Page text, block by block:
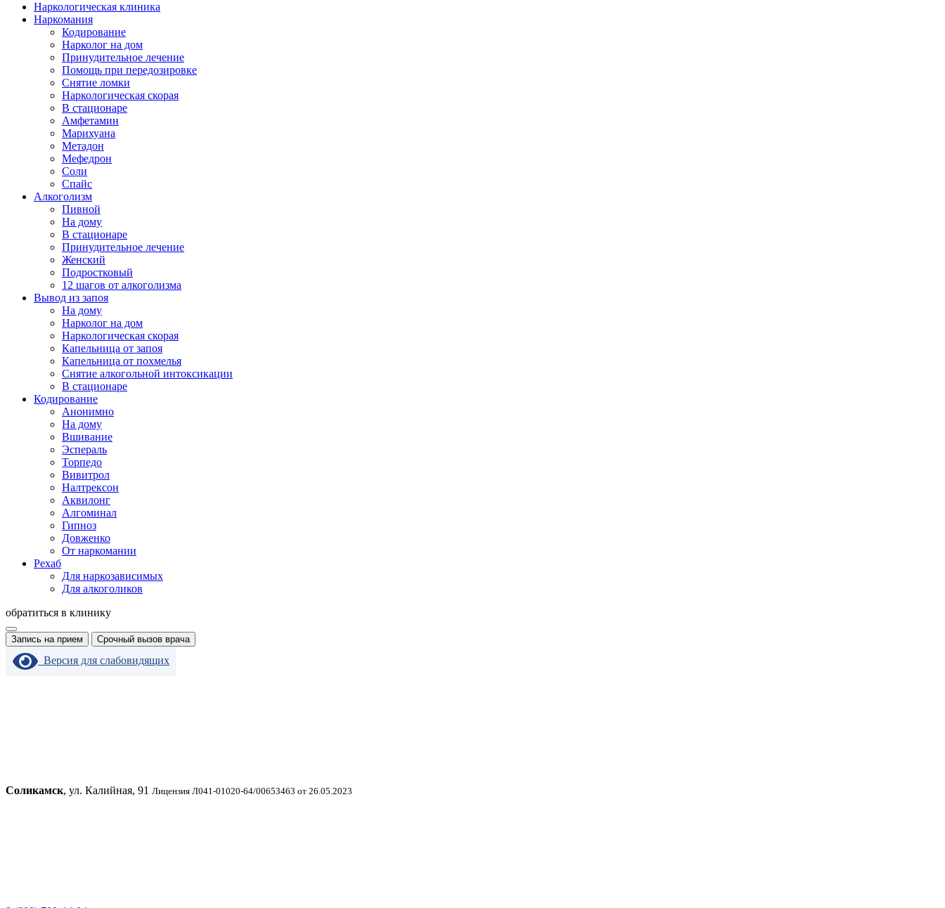
Наркологическая клиника
Наркомания
Кодирование
Нарколог на дом
Принудительное лечение
Помощь при передозировке
Снятие ломки
Наркологическая скорая
В стационаре
Амфетамин
Марихуана
Метадон
Мефедрон
Соли
Спайс
Алкоголизм
Пивной
На дому
В стационаре
Принудительное лечение
Женский
Подростковый
12 шагов от алкоголизма
Вывод из запоя
На дому
Нарколог на дом
Наркологическая скорая
Капельница от запоя
Капельница от похмелья
Снятие алкогольной интоксикации
В стационаре
Кодирование
Анонимно
На дому
Вшивание
Эспераль
Торпедо
Вивитрол
Налтрексон
Аквилонг
Алгоминал
Гипноз
Довженко
От наркомании
Рехаб
Для наркозависимых
Для алкоголиков
обратиться в клинику
Запись на прием Срочный вызов врача
Версия для слабовидящих
Соликамск, ул. Калийная, 91 Лицензия Л041-01020-64/00653463 от 26.05.2023